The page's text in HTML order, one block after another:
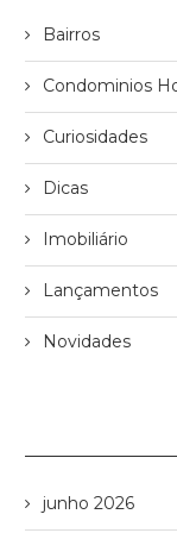
Bairros
Condominios
Curiosidades
Dicas
Imobiliário
Lançamentos
Novidades
junho 2026